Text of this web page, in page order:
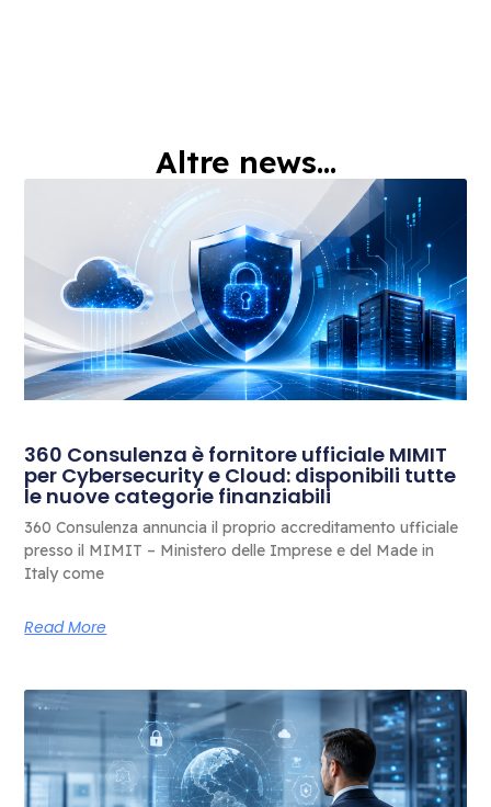
Altre news...
360 Consulenza è fornitore ufficiale MIMIT
per Cybersecurity e Cloud: disponibili tutte
le nuove categorie finanziabili
360 Consulenza annuncia il proprio accreditamento ufficiale
presso il MIMIT – Ministero delle Imprese e del Made in
Italy come
Read More